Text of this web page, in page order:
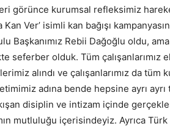
görünce kurumsal refleksimiz
Ver’ isimli kan bağışı
Başkanımız Rebii Dağoğlu oldu,
seferber olduk. Tüm çalışanlarımız
alındı ve çalışanlarımız da
adına bende hepsine ayrı
disiplin ve intizam içinde
mutluluğu içerisindeyiz. Ayrıca Türk